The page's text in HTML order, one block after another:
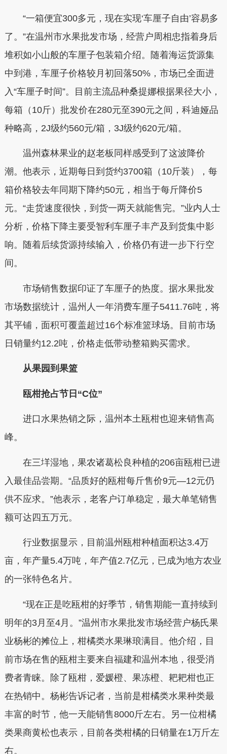
“一箱便宜300多元，现在实现‘车厘子自由’容易多
了。”在温州市水果批发市场，经营户周相忠指着身后
堆积如小山般的车厘子包装箱介绍。随着海运货源集
中到港，车厘子价格较月初回落50%，市场已全面进
入“车厘子时间”。目前主流品种桑提娜根据果径大小，
每箱（10斤）批发价在280元至390元之间，科迪娅品
种略高，2J级约560元/箱，3J级约620元/箱。
温州森林果业的赵老板同样感受到了这波降价
潮。他表示，近期每日到货约3700箱（10斤装），每
箱价格较去年同期下降约50元，相当于每斤降价5
元。“走货速度很快，到货一两天就能售完。”业内人士
分析，价格下降主要受智利车厘子丰产及到货集中影
响。随着后续货源持续输入，价格仍有进一步下行空
间。
市场销售数据印证了车厘子的热度。据水果批发
市场数据统计，温州人一年消费车厘子5411.76吨，将
其平铺，面积可覆盖超过16个标准篮球场。目前市场
日销量约12.2吨，价格走低带动整箱购买需求。
从果园到果篮
瓯柑抢占节日“C位”
进口水果热销之际，温州本土瓯柑也迎来销售高
峰。
在三垟湿地，果农诸葛松良种植的206亩瓯柑已进
入最佳品尝期。“品质好的瓯柑每斤售价9元—12元仍
供不应求。”他表示，老客户订单稳定，最大单笔销售
额可达四五万元。
行业数据显示，目前温州瓯柑种植面积达3.4万
亩，年产量5.4万吨，年产值2.7亿元，已成为地方农业
的一张特色名片。
“现在正是吃瓯柑的好季节，销售期能一直持续到
明年的3月至4月。”温州市水果批发市场经营户杨氏果
业杨彬的摊位上，柑橘类水果琳琅满目。他介绍，目
前市场在售的瓯柑主要来自福建和温州本地，很受消
费者青睐。除了瓯柑，爱媛橙、果冻橙、耙耙柑也正
在热销中。杨彬告诉记者，当前是柑橘类水果种类最
丰富的时节，他一天能销售8000斤左右。另一位柑橘
类果商黄松也表示，目前各类柑橘的日销量在1万斤左
右。